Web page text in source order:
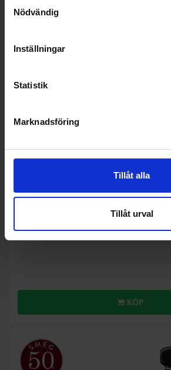
Nödvändig
Inställningar
Statistik
Marknadsföring
Tillåt alla
Tillåt urval
SmegSMF03BLEU-KLF03BLEU-TSF02BLEU
KÖP